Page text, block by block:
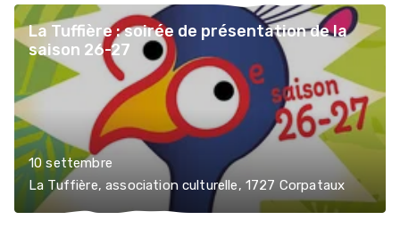
La Tuffière : soirée de présentation de la
saison 26-27
10 settembre
La Tuffière, association culturelle, 1727 Corpataux